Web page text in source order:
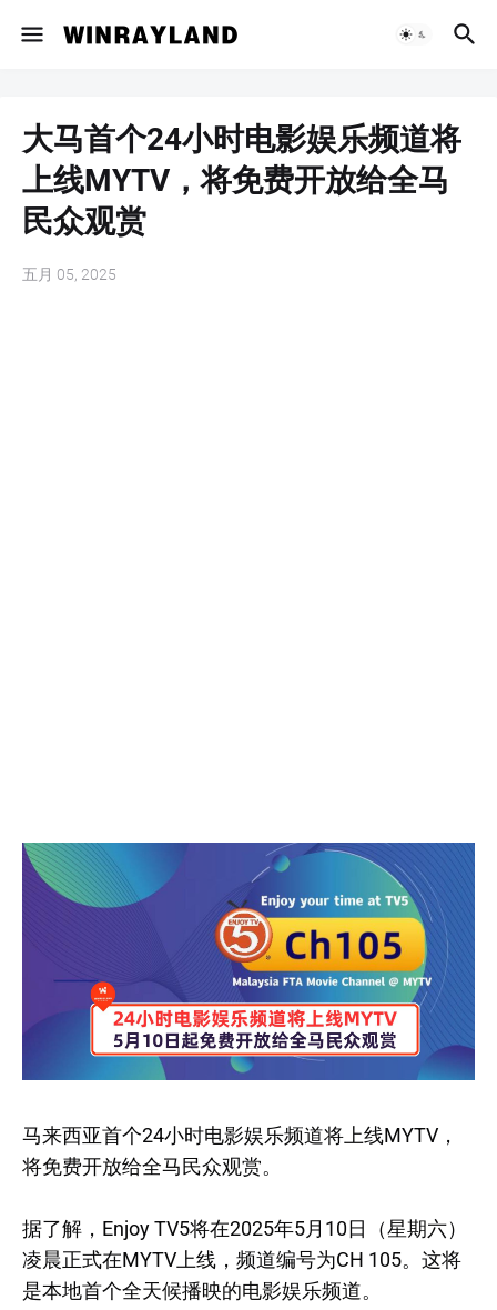
大马首个24小时电影娱乐频道将
上线MYTV，将免费开放给全马
民众观赏
五月 05, 2025
马来西亚首个24小时电影娱乐频道将上线MYTV，
将免费开放给全马民众观赏。
据了解，Enjoy TV5将在2025年5月10日（星期六）
凌晨正式在MYTV上线，频道编号为CH 105。这将
是本地首个全天候播映的电影娱乐频道。